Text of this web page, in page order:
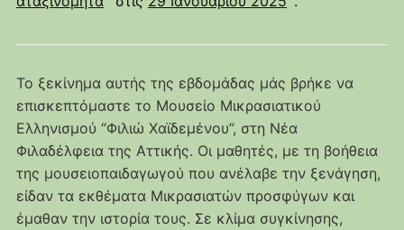
Το ξεκίνημα αυτής της εβδομάδας μάς βρήκε να
επισκεπτόμαστε το Μουσείο Μικρασιατικού
Ελληνισμού “Φιλιώ Χαϊδεμένου”, στη Νέα
Φιλαδέλφεια της Αττικής. Οι μαθητές, με τη βοήθεια
της μουσειοπαιδαγωγού που ανέλαβε την ξενάγηση,
είδαν τα εκθέματα Μικρασιατών προσφύγων και
έμαθαν την ιστορία τους. Σε κλίμα συγκίνησης,